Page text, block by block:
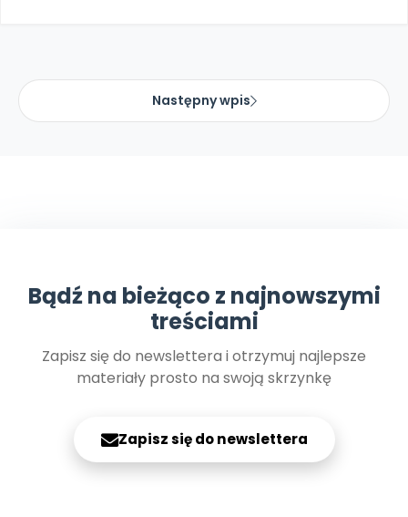
Następny wpis
Bądź na bieżąco z najnowszymi
treściami
Zapisz się do newslettera i otrzymuj najlepsze
materiały prosto na swoją skrzynkę
Zapisz się do newslettera